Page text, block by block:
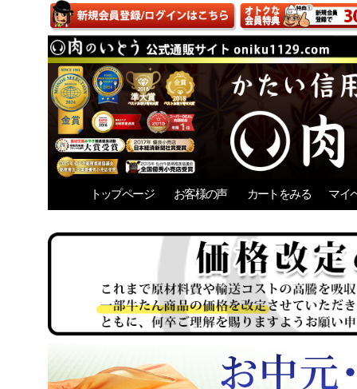
トップページ お客様の声 カートをみる マイ